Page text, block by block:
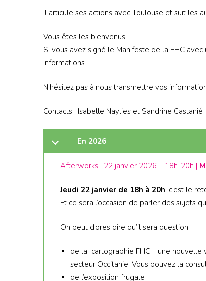
Il articule ses actions avec Toulouse et suit les
Vous êtes les bienvenus !
Si vous avez signé le Manifeste de la FHC
informations
N’hésitez pas à nous transmettre vos
Contacts : Isabelle Naylies et Sandrine Castanié
En 2026
Afterworks | 22 janvier 2026 – 18h-20h |
Jeudi 22 janvier de 18h à 20h, c’est le
Et ce sera l’occasion de parler des sujets
On peut d’ores dire qu’il sera question
de la cartographie FHC : une nouvelle
secteur Occitanie. Vous pouvez la
de l’exposition frugale